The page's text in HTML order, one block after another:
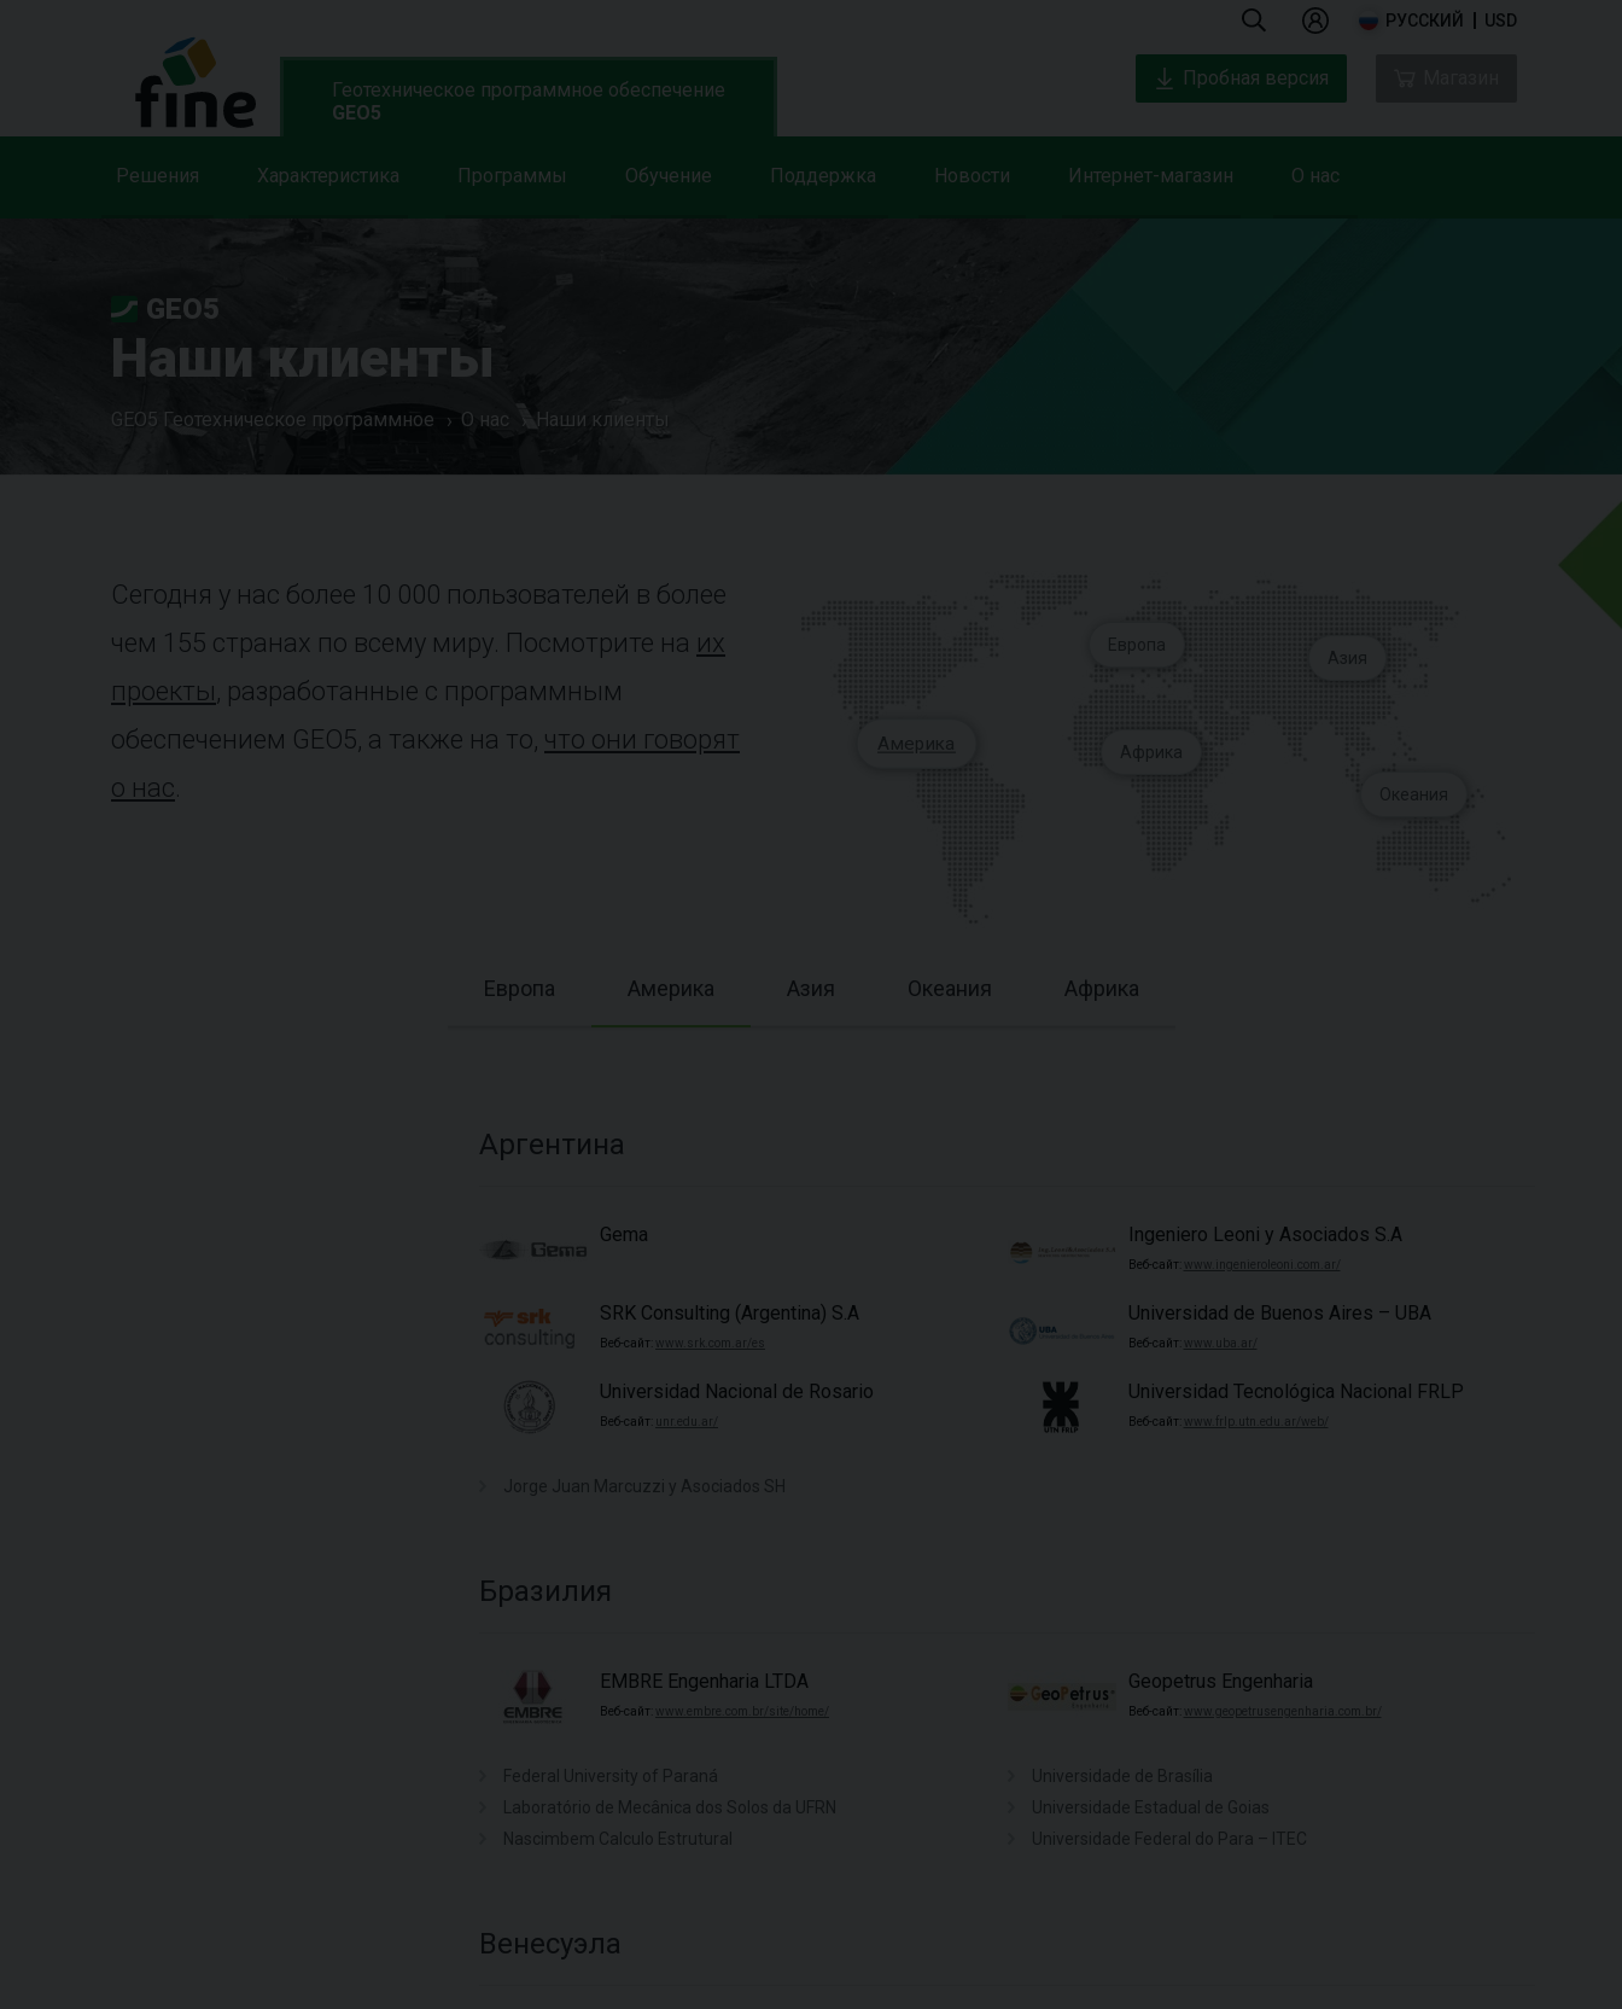
РУССКИЙ USD
Геотехническое программное обеспечение
GEO5
Решения Характеристика Программы Обучение Поддержка Новости Интернет-магазин О нас
Пробная версия
GEO5
Наши клиенты
GEO5 Геотехническое программное О нас Наши клиенты
Сегодня у нас более 10 000 пользователей в более
чем 155 странах по всему миру. Посмотрите на их
проекты, разработанные с программным
обеспечением GEO5, а также на то, что они говорят
о нас.
Европа
Америка
Азия
Океания
Африка
Европа Америка Азия Океания Африка
Аргентина
Gema Ingeniero Leoni y Asociados S.A
Веб-сайт: www.ingenieroleoni.com.ar/
SRK Consulting (Argentina) S.A
Веб-сайт: www.srk.com.ar/es
Universidad de Buenos Aires – UBA
Веб-сайт: www.uba.ar/
Universidad Nacional de Rosario
Веб-сайт: unr.edu.ar/
Universidad Tecnológica Nacional FRLP
Веб-сайт: www.frlp.utn.edu.ar/web/
Jorge Juan Marcuzzi y Asociados SH
Бразилия
EMBRE Engenharia LTDA
Веб-сайт: www.embre.com.br/site/home/
Geopetrus Engenharia
Веб-сайт: www.geopetrusengenharia.com.br/
Federal University of Paraná
Laboratório de Mecânica dos Solos da UFRN
Nascimbem Calculo Estrutural
Universidade de Brasília
Universidade Estadual de Goias
Universidade Federal do Para – ITEC
Венесуэла